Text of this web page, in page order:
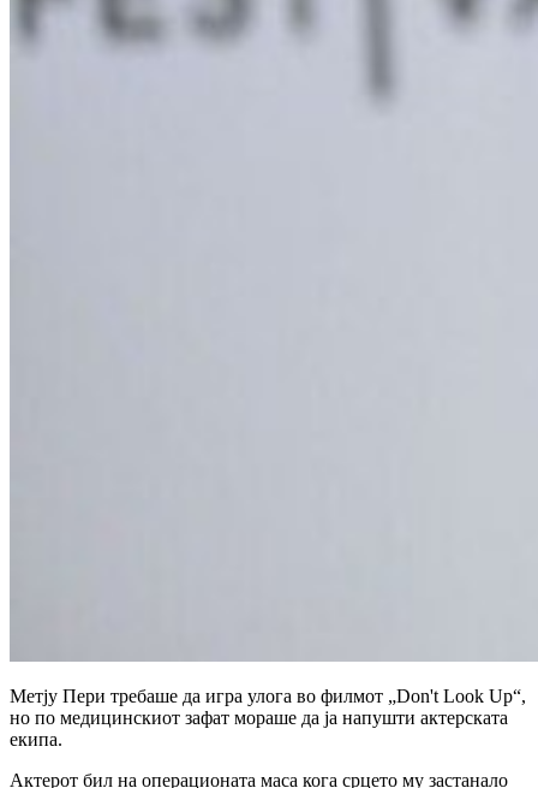
Метју Пери требаше да игра улога во филмот „Don't Look Up“,
но по медицинскиот зафат мораше да ја напушти актерската
екипа.
Актерот бил на операционата маса кога срцето му застанало